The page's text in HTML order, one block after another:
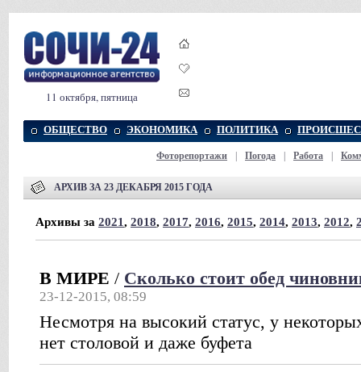
11 октября, пятница
ОБЩЕСТВО ЭКОНОМИКА ПОЛИТИКА
Фоторепортажи Погода Работа
АРХИВ ЗА 23 ДЕКАБРЯ 2015 ГОДА
Архивы за 2021, 2018, 2017, 2016, 2015, 2014, 2013, 2012,
В МИРЕ / Сколько стоит обед
23-12-2015, 08:59
Несмотря на высокий статус, у
нет столовой и даже буфета